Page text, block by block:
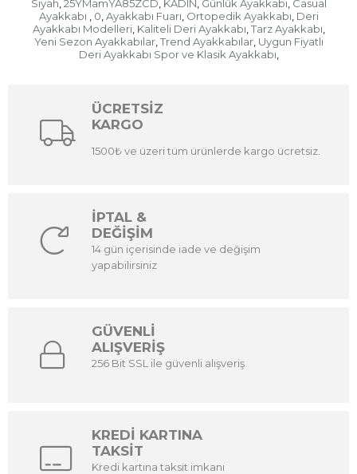
Siyah 25YMamYA85ZCD KADIN Günlük Ayakkabı Casual
Ayakkabı
0 Ayakkabı Fuarı Ortopedik Ayakkabı Deri
Ayakkabı Modelleri, Kaliteli Deri Ayakkabı Tarz Ayakkabı
Yeni Sezon Ayakkabılar, Trend Ayakkabılar, Uygun Fiyatlı
Deri Ayakkabı Spor ve Klasik Ayakkabı
ÜCRETSİZ
KARGO
1500₺ ve üzeri tüm ürünlerde kargo ücretsiz.
İPTAL &
DEĞİŞİM
14 gün içerisinde iade ve değişim
yapabilirsiniz
GÜVENLİ
ALIŞVERİŞ
256 Bit SSL ile güvenli alışveriş
KREDİ KARTINA
TAKSİT
Kredi kartına taksit imkanı